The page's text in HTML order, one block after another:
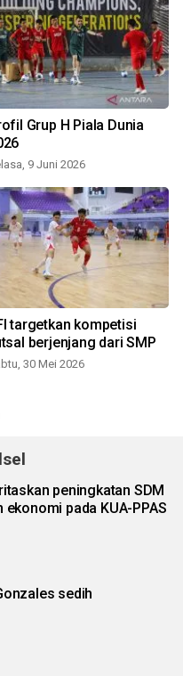
Grup H Piala Dunia
9 Juni 2026
targetkan kompetisi
berjenjang dari SMP
30 Mei 2026
peningkatan SDM
pada KUA-PPAS
sedih